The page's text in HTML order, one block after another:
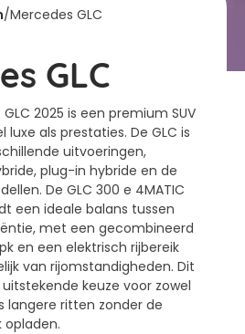
/Mercedes GLC
GLC
2025 is een premium SUV
luxe als prestaties. De GLC is
uitvoeringen,
plug-in hybride en de
De GLC 300 e 4MATIC
een ideale balans tussen
met een gecombineerd
en een elektrisch rijbereik
van rijomstandigheden. Dit
keuze voor zowel
langere ritten zonder de